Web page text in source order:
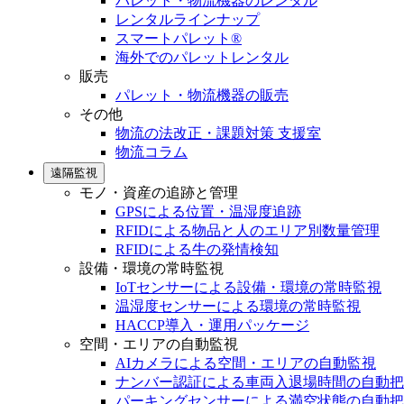
レンタルラインナップ
スマートパレット®
海外でのパレットレンタル
販売
パレット・物流機器の販売
その他
物流の法改正・課題対策 支援室
物流コラム
遠隔監視
モノ・資産の追跡と管理
GPSによる位置・温湿度追跡
RFIDによる物品と人のエリア別数量管理
RFIDによる牛の発情検知
設備・環境の常時監視
IoTセンサーによる設備・環境の常時監視
温湿度センサーによる環境の常時監視
HACCP導入・運用パッケージ
空間・エリアの自動監視
AIカメラによる空間・エリアの自動監視
ナンバー認証による車両入退場時間の自動